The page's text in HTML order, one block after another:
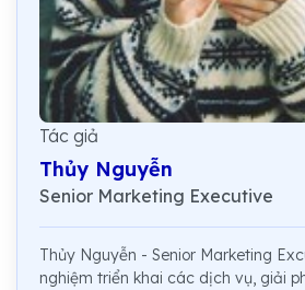
Tác giả
Thủy Nguyễn
Senior Marketing Executive
Thủy Nguyễn - Senior Marketing
nghiệm triển khai các dịch vụ, giải